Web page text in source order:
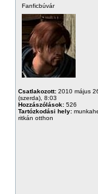
Fanficbúvár
Csatlakozott: 2010 május
(szerda), 8:03
Hozzászólások: 526
Tartózkodási hely:
ritkán otthon